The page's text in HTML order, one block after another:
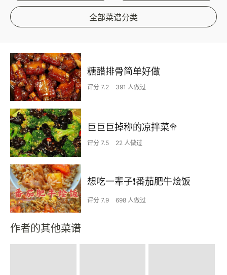
全部菜谱分类
糖醋排骨简单好做
评分 7.2 391 人做过
巨巨巨掉称的凉拌菜🥦
评分 7.5 22 人做过
想吃一辈子❗️番茄肥牛烩饭
评分 7.9 698 人做过
作者的其他菜谱